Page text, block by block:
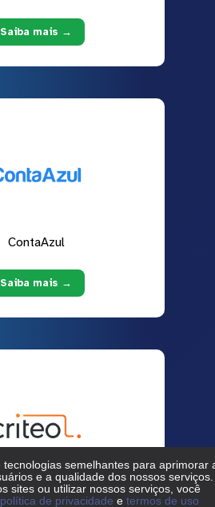
Saiba mais →
ContaAzul
Saiba mais →
Criteo